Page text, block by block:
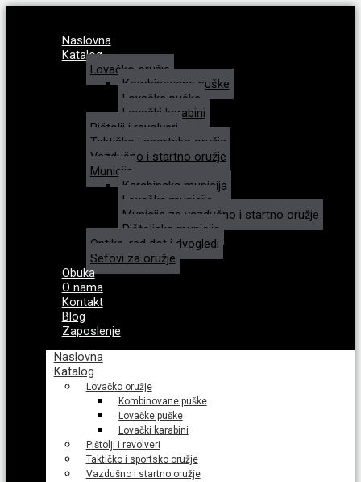
Naslovna
Katalog
Lovačko oružje
Kombinovane puške
Lovačke puške
Lovački karabini
Pištolji i revolveri
Taktičko i sportsko oružje
Vazdušno i startno oružje
Municija
Karabinska municija
Lovačka municija
Municija za vazdušno i startno oružje
Pištoljska municija
Optike, red dot i dvogledi
Sefovi za oružje
Obuka
O nama
Kontakt
Blog
Zaposlenje
Naslovna
Katalog
Lovačko oružje
Kombinovane puške
Lovačke puške
Lovački karabini
Pištolji i revolveri
Taktičko i sportsko oružje
Vazdušno i startno oružje